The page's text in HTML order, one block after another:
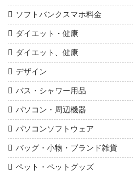
ソフトバンクスマホ料金
ダイエット・健康
ダイエット、健康
デザイン
バス・シャワー用品
パソコン・周辺機器
パソコンソフトウェア
バッグ・小物・ブランド雑貨
ペット・ペットグッズ